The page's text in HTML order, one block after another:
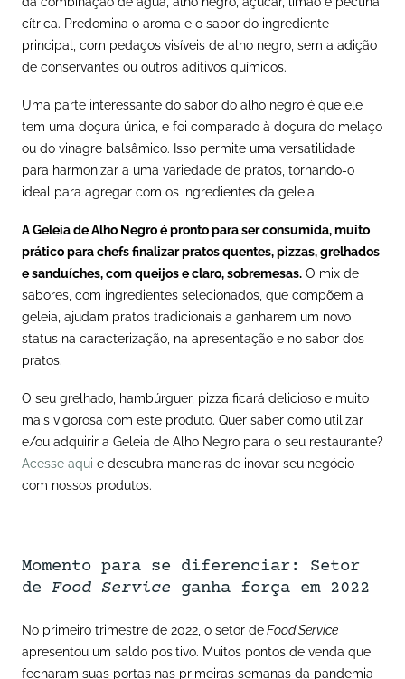
cítrica. Predomina o aroma e o sabor do ingrediente
principal, com pedaços visíveis de alho negro, sem a adição
de conservantes ou outros aditivos químicos.
Uma parte interessante do sabor do alho negro é que ele
tem uma doçura única, e foi comparado à doçura do melaço
ou do vinagre balsâmico. Isso permite uma versatilidade
para harmonizar a uma variedade de pratos, tornando-o
ideal para agregar com os ingredientes da geleia.
A Geleia de Alho Negro é pronto para ser consumida, muito
prático para chefs finalizar pratos quentes, pizzas, grelhados
e sanduíches, com queijos e claro, sobremesas. O mix de
sabores, com ingredientes selecionados, que compõem a
geleia, ajudam pratos tradicionais a ganharem um novo
status na caracterização, na apresentação e no sabor dos
pratos.
O seu grelhado, hambúrguer, pizza ficará delicioso e muito
mais vigorosa com este produto. Quer saber como utilizar
e/ou adquirir a Geleia de Alho Negro para o seu restaurante?
Acesse aqui e descubra maneiras de inovar seu negócio
com nossos produtos.
Momento para se diferenciar: Setor
de Food Service ganha força em 2022
No primeiro trimestre de 2022, o setor deFood Service
apresentou um saldo positivo. Muitos pontos de venda que
fecharam suas portas nas primeiras semanas da pandemia